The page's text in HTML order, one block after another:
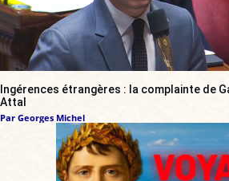
Ingérences étrangères : la complainte de
Attal
Par Georges Michel